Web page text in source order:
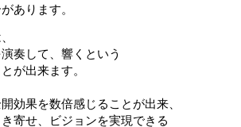
あります。
奏して、響くという
が出来ます。
効果を数倍感じることが出来、
寄せ、ビジョンを実現できる